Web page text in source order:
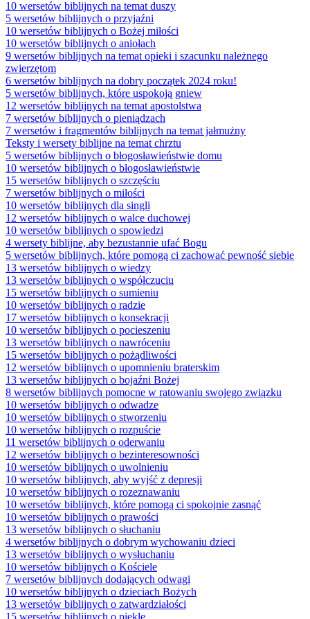
10 wersetów biblijnych na temat duszy
5 wersetów biblijnych o przyjaźni
10 wersetów biblijnych o Bożej miłości
10 wersetów biblijnych o aniołach
9 wersetów biblijnych na temat opieki i szacunku należnego
zwierzętom
6 wersetów biblijnych na dobry początek 2024 roku!
5 wersetów biblijnych, które uspokoją gniew
12 wersetów biblijnych na temat apostolstwa
7 wersetów biblijnych o pieniądzach
7 wersetów i fragmentów biblijnych na temat jałmużny
Teksty i wersety biblijne na temat chrztu
5 wersetów biblijnych o błogosławieństwie domu
10 wersetów biblijnych o błogosławieństwie
15 wersetów biblijnych o szczęściu
7 wersetów biblijnych o miłości
10 wersetów biblijnych dla singli
12 wersetów biblijnych o walce duchowej
10 wersetów biblijnych o spowiedzi
4 wersety biblijne, aby bezustannie ufać Bogu
5 wersetów biblijnych, które pomogą ci zachować pewność siebie
13 wersetów biblijnych o wiedzy
13 wersetów biblijnych o współczuciu
15 wersetów biblijnych o sumieniu
10 wersetów biblijnych o radzie
17 wersetów biblijnych o konsekracji
10 wersetów biblijnych o pocieszeniu
13 wersetów biblijnych o nawróceniu
15 wersetów biblijnych o pożądliwości
12 wersetów biblijnych o upomnieniu braterskim
13 wersetów biblijnych o bojaźni Bożej
8 wersetów biblijnych pomocne w ratowaniu swojego związku
10 wersetów biblijnych o odwadze
10 wersetów biblijnych o stworzeniu
10 wersetów biblijnych o rozpuście
11 wersetów biblijnych o oderwaniu
12 wersetów biblijnych o bezinteresowności
10 wersetów biblijnych o uwolnieniu
10 wersetów biblijnych, aby wyjść z depresji
10 wersetów biblijnych o rozeznawaniu
10 wersetów biblijnych, które pomogą ci spokojnie zasnąć
10 wersetów biblijnych o prawości
13 wersetów biblijnych o słuchaniu
4 wersetów biblijnych o dobrym wychowaniu dzieci
13 wersetów biblijnych o wysłuchaniu
10 wersetów biblijnych o Kościele
7 wersetów biblijnych dodających odwagi
10 wersetów biblijnych o dzieciach Bożych
13 wersetów biblijnych o zatwardziałości
15 wersetów biblijnych o piekle